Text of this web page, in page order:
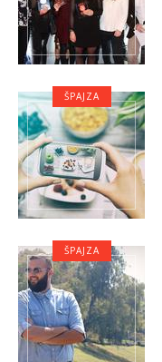
ŠPAJZA
ŠPAJZA